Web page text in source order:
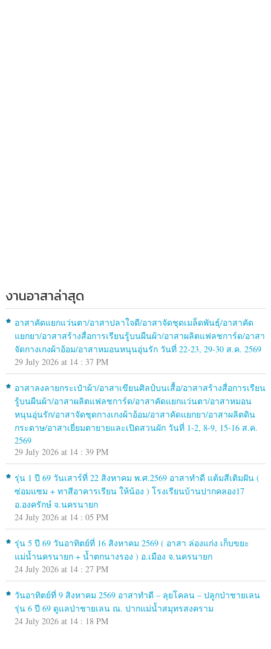
งานอาสาล่าสุด
อาสาคัดแยกแว่นตา/อาสาปลาใจดี/อาสาจัดชุดเมล็ดพันธุ์/อาสาคัด
แยกยา/อาสาสร้างสื่อการเรียนรู้บนผืนผ้า/อาสาผลิตแฟลชการ์ด/อาสา
จัดกางเกงผ้าอ้อม/อาสาหมอนหนุนอุ่นรัก วันที่ 22-23, 29-30 ส.ค. 2569
29 July 2026 at 14 : 37 PM
อาสาลงลายกระเป๋าผ้า/อาสาเขียนศิลป์บนเสื้อ/อาสาสร้างสื่อการเรียน
รู้บนผืนผ้า/อาสาผลิตแฟลชการ์ด/อาสาคัดแยกแว่นตา/อาสาหมอน
หนุนอุ่นรัก/อาสาจัดชุดกางเกงผ้าอ้อม/อาสาคัดแยกยา/อาสาผลิตดิน
กระดาษ/อาสาเยี่ยมตายายและเปิดสวนผัก วันที่ 1-2, 8-9, 15-16 ส.ค.
2569
29 July 2026 at 14 : 39 PM
รุ่น 1 ปี 69 วันเสาร์ที่ 22 สิงหาคม พ.ศ.2569 อาสาทำดี แต้มสีเติมฝัน (
ซ่อมแซม + ทาสีอาคารเรียน ให้น้อง ) โรงเรียนบ้านปากคลอง17
อ.องครักษ์ จ.นครนายก
24 July 2026 at 14 : 05 PM
รุ่น 5 ปี 69 วันอาทิตย์ที่ 16 สิงหาคม 2569 ( อาสา ล่องแก่ง เก็บขยะ
แม่น้ำนครนายก + น้ำตกนางรอง ) อ.เมือง จ.นครนายก
24 July 2026 at 14 : 27 PM
วันอาทิตย์ที่ 9 สิงหาคม 2569 อาสาทำดี – ลุยโคลน – ปลูกป่าชายเลน
รุ่น 6 ปี 69 ดูแลป่าชายเลน ณ. ปากแม่น้ำสมุทรสงคราม
24 July 2026 at 14 : 18 PM